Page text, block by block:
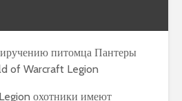
охотники имеют